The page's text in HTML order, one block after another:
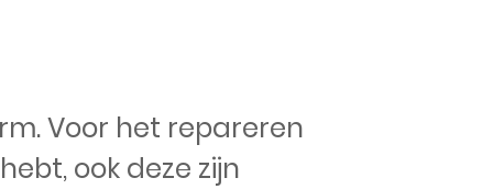
Voor het repareren
ook deze zijn